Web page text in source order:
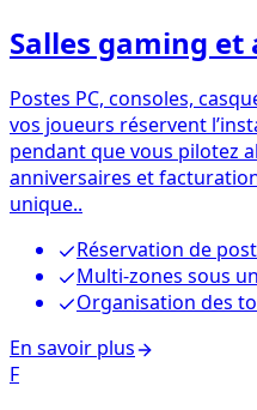
Salles gaming
Postes PC, consoles,
vos joueurs réservent
pendant que vous pilotez
anniversaires et
unique..
Réservation de
Multi-zones sous
Organisation des
En savoir plus
F